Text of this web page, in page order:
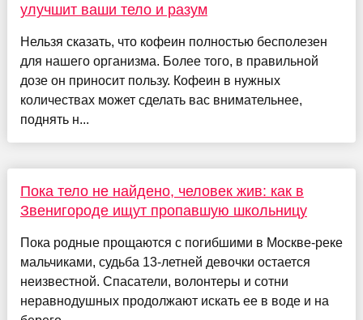
улучшит ваши тело и разум
Нельзя сказать, что кофеин полностью бесполезен
для нашего организма. Более того, в правильной
дозе он приносит пользу. Кофеин в нужных
количествах может сделать вас внимательнее,
поднять н...
Пока тело не найдено, человек жив: как в
Звенигороде ищут пропавшую школьницу
Пока родные прощаются с погибшими в Москве-реке
мальчиками, судьба 13-летней девочки остается
неизвестной. Спасатели, волонтеры и сотни
неравнодушных продолжают искать ее в воде и на